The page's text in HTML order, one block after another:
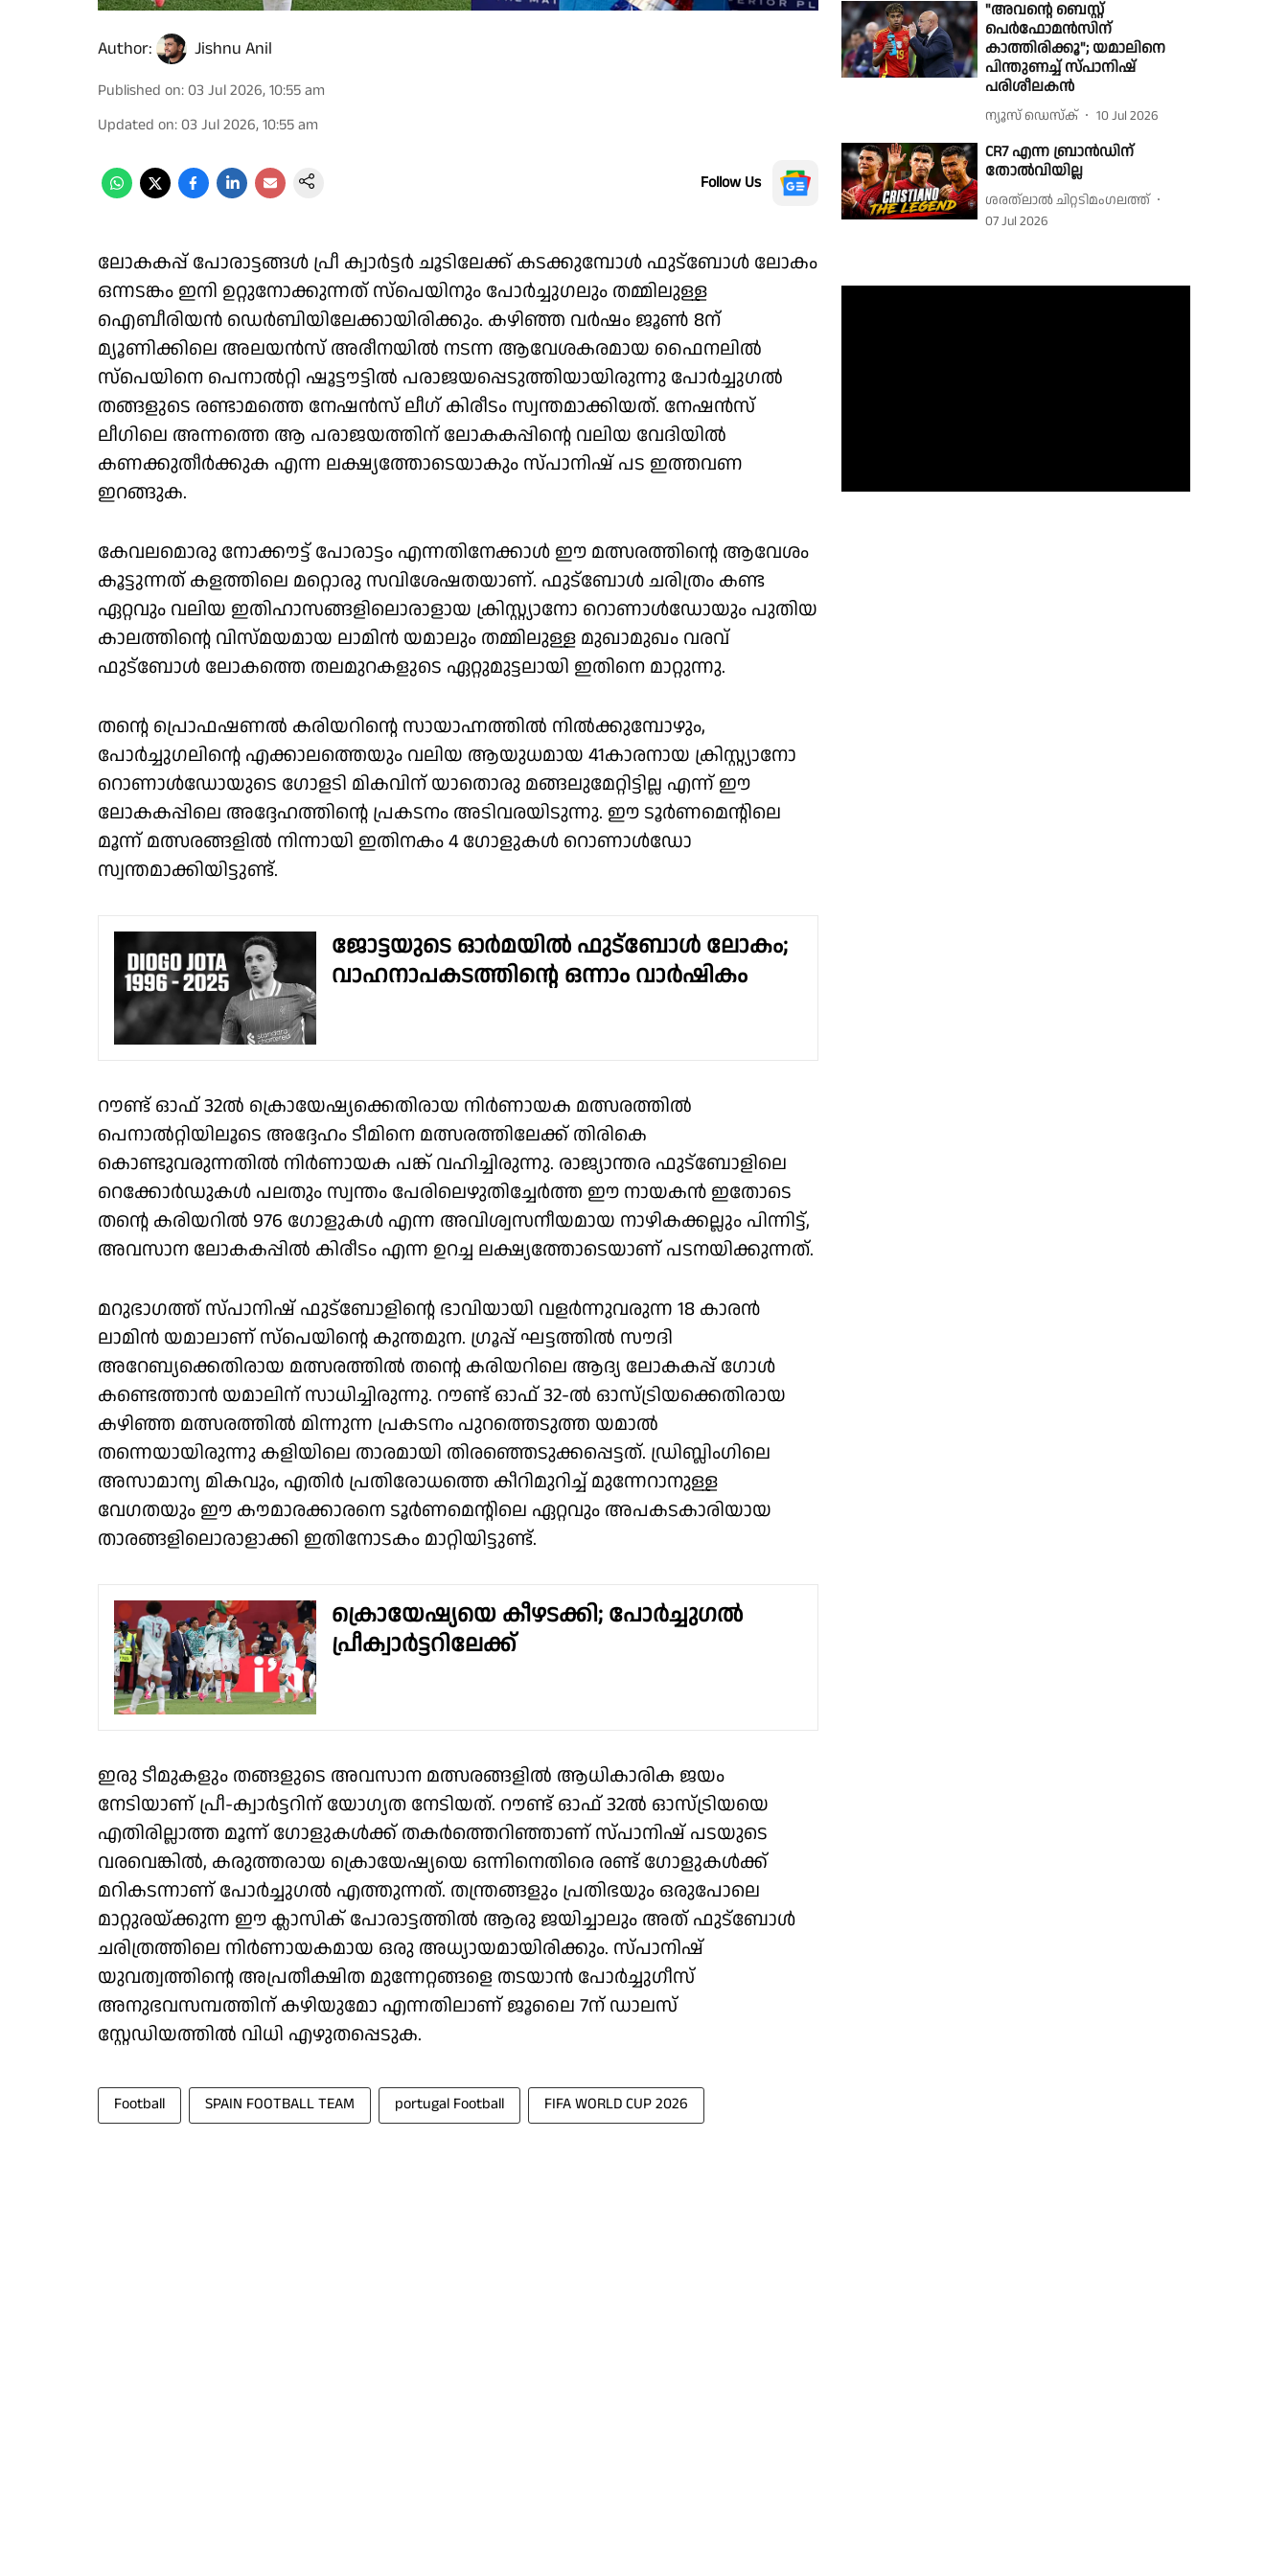
Author: Jishnu Anil
Published on: 03 Jul 2026, 10:55 am
Updated on: 03 Jul 2026, 10:55 am
Follow Us
ലോകകപ്പ് പോരാട്ടങ്ങൾ പ്രീ ക്വാർട്ടർ ചൂടിലേക്ക് കടക്കുമ്പോൾ ഫുട്ബോൾ ലോകം
ഒന്നടങ്കം ഇനി ഉറ്റുനോക്കുന്നത് സ്പെയിനും പോർച്ചുഗലും തമ്മിലുള്ള
ഐബീരിയൻ ഡെർബിയിലേക്കായിരിക്കും. കഴിഞ്ഞ വർഷം ജൂൺ 8ന്
മ്യൂണിക്കിലെ അലയൻസ് അരീനയിൽ നടന്ന ആവേശകരമായ ഫൈനലിൽ
സ്പെയിനെ പെനാൽറ്റി ഷൂട്ടൗട്ടിൽ പരാജയപ്പെടുത്തിയായിരുന്നു പോർച്ചുഗൽ
തങ്ങളുടെ രണ്ടാമത്തെ നേഷൻസ് ലീഗ് കിരീടം സ്വന്തമാക്കിയത്. നേഷൻസ്
ലീഗിലെ അന്നത്തെ ആ പരാജയത്തിന് ലോകകപ്പിന്റെ വലിയ വേദിയിൽ
കണക്കുതീർക്കുക എന്ന ലക്ഷ്യത്തോടെയാകും സ്പാനിഷ് പട ഇത്തവണ
ഇറങ്ങുക.
കേവലമൊരു നോക്കൗട്ട് പോരാട്ടം എന്നതിനേക്കാൾ ഈ മത്സരത്തിന്റെ ആവേശം
കൂട്ടുന്നത് കളത്തിലെ മറ്റൊരു സവിശേഷതയാണ്. ഫുട്ബോൾ ചരിത്രം കണ്ട
ഏറ്റവും വലിയ ഇതിഹാസങ്ങളിലൊരാളായ ക്രിസ്റ്റ്യാനോ റൊണാൾഡോയും പുതിയ
കാലത്തിന്റെ വിസ്മയമായ ലാമിൻ യമാലും തമ്മിലുള്ള മുഖാമുഖം വരവ്
ഫുട്ബോൾ ലോകത്തെ തലമുറകളുടെ ഏറ്റുമുട്ടലായി ഇതിനെ മാറ്റുന്നു.
തന്റെ പ്രൊഫഷണൽ കരിയറിന്റെ സായാഹ്നത്തിൽ നിൽക്കുമ്പോഴും,
പോർച്ചുഗലിന്റെ എക്കാലത്തെയും വലിയ ആയുധമായ 41കാരനായ ക്രിസ്റ്റ്യാനോ
റൊണാൾഡോയുടെ ഗോളടി മികവിന് യാതൊരു മങ്ങലുമേറ്റിട്ടില്ല എന്ന് ഈ
ലോകകപ്പിലെ അദ്ദേഹത്തിന്റെ പ്രകടനം അടിവരയിടുന്നു. ഈ ടൂർണമെന്റിലെ
മൂന്ന് മത്സരങ്ങളിൽ നിന്നായി ഇതിനകം 4 ഗോളുകൾ റൊണാൾഡോ
സ്വന്തമാക്കിയിട്ടുണ്ട്.
ജോട്ടയുടെ ഓർമയിൽ ഫുട്ബോൾ ലോകം;
വാഹനാപകടത്തിൻ്റെ ഒന്നാം വാർഷികം
റൗണ്ട് ഓഫ് 32ൽ ക്രൊയേഷ്യക്കെതിരായ നിർണായക മത്സരത്തിൽ
പെനാൽറ്റിയിലൂടെ അദ്ദേഹം ടീമിനെ മത്സരത്തിലേക്ക് തിരികെ
കൊണ്ടുവരുന്നതിൽ നിർണായക പങ്ക് വഹിച്ചിരുന്നു. രാജ്യാന്തര ഫുട്ബോളിലെ
റെക്കോർഡുകൾ പലതും സ്വന്തം പേരിലെഴുതിച്ചേർത്ത ഈ നായകൻ ഇതോടെ
തന്റെ കരിയറിൽ 976 ഗോളുകൾ എന്ന അവിശ്വസനീയമായ നാഴികക്കല്ലും പിന്നിട്ട്,
അവസാന ലോകകപ്പിൽ കിരീടം എന്ന ഉറച്ച ലക്ഷ്യത്തോടെയാണ് പടനയിക്കുന്നത്.
മറുഭാഗത്ത് സ്പാനിഷ് ഫുട്ബോളിന്റെ ഭാവിയായി വളർന്നുവരുന്ന 18 കാരൻ
ലാമിൻ യമാലാണ് സ്പെയിന്റെ കുന്തമുന. ഗ്രൂപ്പ് ഘട്ടത്തിൽ സൗദി
അറേബ്യക്കെതിരായ മത്സരത്തിൽ തന്റെ കരിയറിലെ ആദ്യ ലോകകപ്പ് ഗോൾ
കണ്ടെത്താൻ യമാലിന് സാധിച്ചിരുന്നു. റൗണ്ട് ഓഫ് 32-ൽ ഓസ്ട്രിയക്കെതിരായ
കഴിഞ്ഞ മത്സരത്തിൽ മിന്നുന്ന പ്രകടനം പുറത്തെടുത്ത യമാൽ
തന്നെയായിരുന്നു കളിയിലെ താരമായി തിരഞ്ഞെടുക്കപ്പെട്ടത്. ഡ്രിബ്ലിംഗിലെ
അസാമാന്യ മികവും, എതിർ പ്രതിരോധത്തെ കീറിമുറിച്ച് മുന്നേറാനുള്ള
വേഗതയും ഈ കൗമാരക്കാരനെ ടൂർണമെന്റിലെ ഏറ്റവും അപകടകാരിയായ
താരങ്ങളിലൊരാളാക്കി ഇതിനോടകം മാറ്റിയിട്ടുണ്ട്.
ക്രൊയേഷ്യയെ കീഴടക്കി; പോർച്ചുഗൽ
പ്രീക്വാർട്ടറിലേക്ക്
ഇരു ടീമുകളും തങ്ങളുടെ അവസാന മത്സരങ്ങളിൽ ആധികാരിക ജയം
നേടിയാണ് പ്രീ-ക്വാർട്ടറിന് യോഗ്യത നേടിയത്. റൗണ്ട് ഓഫ് 32ൽ ഓസ്ട്രിയയെ
എതിരില്ലാത്ത മൂന്ന് ഗോളുകൾക്ക് തകർത്തെറിഞ്ഞാണ് സ്പാനിഷ് പടയുടെ
വരവെങ്കിൽ, കരുത്തരായ ക്രൊയേഷ്യയെ ഒന്നിനെതിരെ രണ്ട് ഗോളുകൾക്ക്
മറികടന്നാണ് പോർച്ചുഗൽ എത്തുന്നത്. തന്ത്രങ്ങളും പ്രതിഭയും ഒരുപോലെ
മാറ്റുരയ്ക്കുന്ന ഈ ക്ലാസിക് പോരാട്ടത്തിൽ ആരു ജയിച്ചാലും അത് ഫുട്ബോൾ
ചരിത്രത്തിലെ നിർണായകമായ ഒരു അധ്യായമായിരിക്കും. സ്പാനിഷ്
യുവത്വത്തിന്റെ അപ്രതീക്ഷിത മുന്നേറ്റങ്ങളെ തടയാൻ പോർച്ചുഗീസ്
അനുഭവസമ്പത്തിന് കഴിയുമോ എന്നതിലാണ് ജൂലൈ 7ന് ഡാലസ്
സ്റ്റേഡിയത്തിൽ വിധി എഴുതപ്പെടുക.
Football SPAIN FOOTBALL TEAM portugal Football FIFA WORLD CUP 2026
"അവൻ്റെ ബെസ്റ്റ്
പെർഫോമൻസിന്
കാത്തിരിക്കൂ"; യമാലിനെ
പിന്തുണച്ച് സ്പാനിഷ്
പരിശീലകൻ
ന്യൂസ് ഡെസ്ക് 10 Jul 2026
CR7 എന്ന ബ്രാൻഡിന്
തോൽവിയില്ല
ശരത്‌ലാൽ ചിറ്റടിമംഗലത്ത്
07 Jul 2026